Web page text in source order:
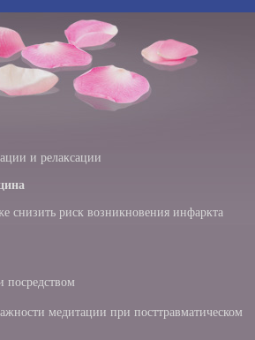
и релаксации
снизить риск возникновения инфаркта
посредством
медитации при посттравматическом